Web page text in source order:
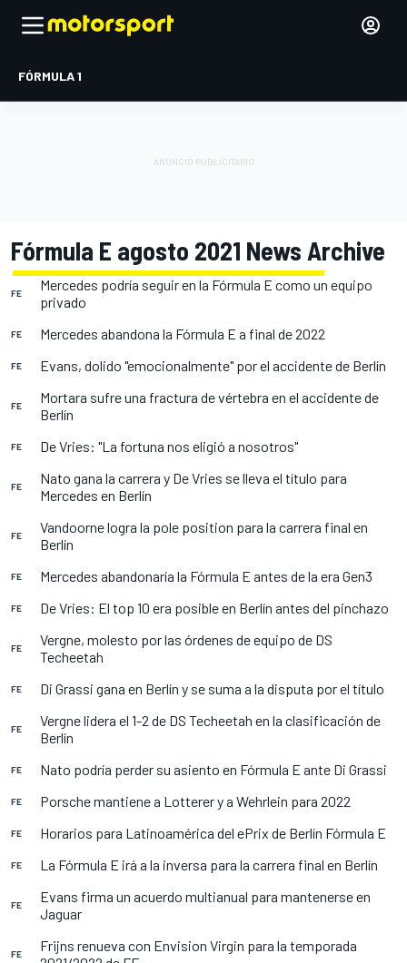
FÓRMULA 1
Fórmula E agosto 2021 News Archive
FE
Mercedes podría seguir en la Fórmula E como un equipo
privado
FE Mercedes abandona la Fórmula E a final de 2022
FE Evans, dolido "emocionalmente" por el accidente de Berlín
FE
Mortara sufre una fractura de vértebra en el accidente de
Berlín
FE De Vries: "La fortuna nos eligió a nosotros"
FE
Nato gana la carrera y De Vries se lleva el título para
Mercedes en Berlín
FE
Vandoorne logra la pole position para la carrera final en
Berlín
FE Mercedes abandonaría la Fórmula E antes de la era Gen3
FE De Vries: El top 10 era posible en Berlín antes del pinchazo
FE
Vergne, molesto por las órdenes de equipo de DS
Techeetah
FE Di Grassi gana en Berlín y se suma a la disputa por el título
FE
Vergne lidera el 1-2 de DS Techeetah en la clasificación de
Berlín
FE Nato podría perder su asiento en Fórmula E ante Di Grassi
FE Porsche mantiene a Lotterer y a Wehrlein para 2022
FE Horarios para Latinoamérica del ePrix de Berlín Fórmula E
FE La Fórmula E irá a la inversa para la carrera final en Berlín
FE
Evans firma un acuerdo multianual para mantenerse en
Jaguar
FE
Frijns renueva con Envision Virgin para la temporada